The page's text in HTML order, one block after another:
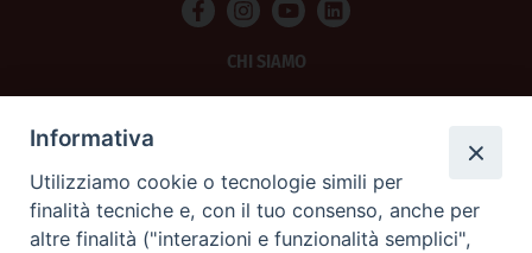
CHI SIAMO
SCRIVICI
Informativa
Utilizziamo cookie o tecnologie simili per
finalità tecniche e, con il tuo consenso, anche per
altre finalità ("interazioni e funzionalità semplici",